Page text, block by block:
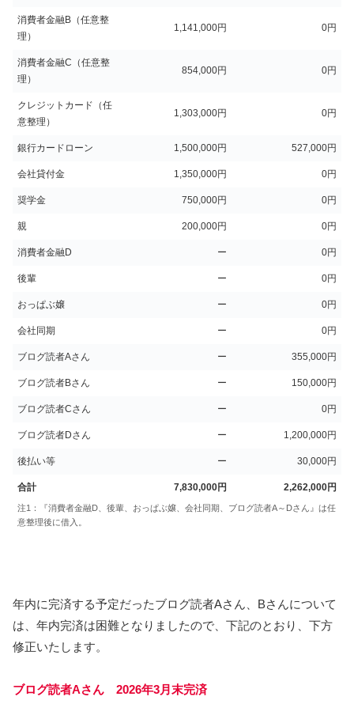
消費者金融B（任意整
理）
1,141,000円 0円
消費者金融C（任意整
理）
854,000円 0円
クレジットカード（任
意整理）
1,303,000円 0円
銀行カードローン 1,500,000円 527,000円
会社貸付金 1,350,000円 0円
奨学金 750,000円 0円
親 200,000円 0円
消費者金融D ー 0円
後輩 ー 0円
おっぱぶ嬢 ー 0円
会社同期 ー 0円
ブログ読者Aさん ー 355,000円
ブログ読者Bさん ー 150,000円
ブログ読者Cさん ー 0円
ブログ読者Dさん ー 1,200,000円
後払い等 ー 30,000円
合計 7,830,000円 2,262,000円
注1：『消費者金融D、後輩、おっぱぶ嬢、会社同期、ブログ読者A～Dさん』は任
意整理後に借入。
年内に完済する予定だったブログ読者Aさん、Bさんについて
は、年内完済は困難となりましたので、下記のとおり、下方
修正いたします。
ブログ読者Aさん 2026年3月末完済